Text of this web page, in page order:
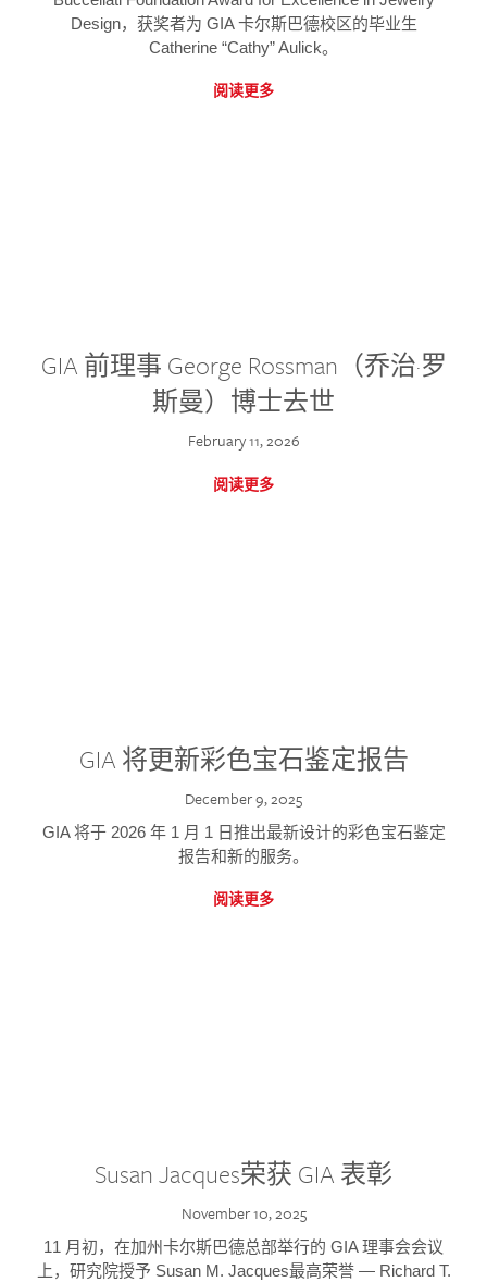
Design，获奖者为 GIA 卡尔斯巴德校区的毕业生
Catherine “Cathy” Aulick。
阅读更多
GIA 前理事 George Rossman（乔治·罗
斯曼）博士去世
February 11, 2026
阅读更多
GIA 将更新彩色宝石鉴定报告
December 9, 2025
GIA 将于 2026 年 1 月 1 日推出最新设计的彩色宝石鉴定
报告和新的服务。
阅读更多
Susan Jacques荣获 GIA 表彰
November 10, 2025
11 月初，在加州卡尔斯巴德总部举行的 GIA 理事会会议
上，研究院授予 Susan M. Jacques最高荣誉 — Richard T.